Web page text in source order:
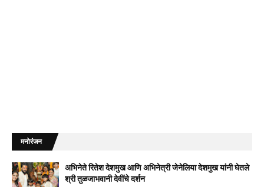
मनोरंजन
अभिनेते रितेश देशमुख आणि अभिनेत्री जेनेलिया देशमुख यांनी घेतले
श्री तुळजाभवानी देवींचे दर्शन